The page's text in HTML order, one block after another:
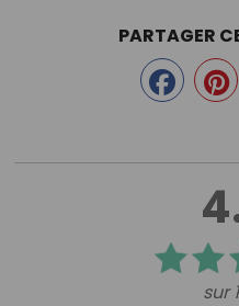
sur
PARTAGER